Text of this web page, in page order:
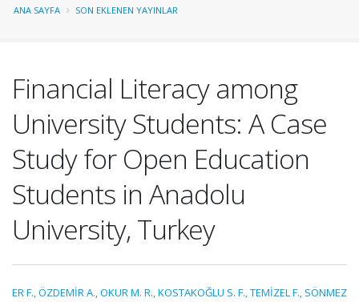
ANA SAYFA SON EKLENEN YAYINLAR
Financial Literacy among
University Students: A Case
Study for Open Education
Students in Anadolu
University, Turkey
ER F.,ÖZDEMİR A.,OKUR M. R.,KOSTAKOĞLU S. F.,TEMİZEL F., SÖNMEZ